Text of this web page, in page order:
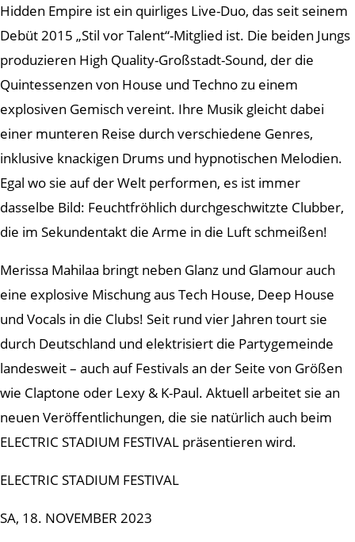
Hidden Empire ist ein quirliges Live-Duo, das seit seinem
Debüt 2015 „Stil vor Talent“-Mitglied ist. Die beiden Jungs
produzieren High Quality-Großstadt-Sound, der die
Quintessenzen von House und Techno zu einem
explosiven Gemisch vereint. Ihre Musik gleicht dabei
einer munteren Reise durch verschiedene Genres,
inklusive knackigen Drums und hypnotischen Melodien.
Egal wo sie auf der Welt performen, es ist immer
dasselbe Bild: Feuchtfröhlich durchgeschwitzte Clubber,
die im Sekundentakt die Arme in die Luft schmeißen!
Merissa Mahilaa bringt neben Glanz und Glamour auch
eine explosive Mischung aus Tech House, Deep House
und Vocals in die Clubs! Seit rund vier Jahren tourt sie
durch Deutschland und elektrisiert die Partygemeinde
landesweit – auch auf Festivals an der Seite von Größen
wie Claptone oder Lexy & K-Paul. Aktuell arbeitet sie an
neuen Veröffentlichungen, die sie natürlich auch beim
ELECTRIC STADIUM FESTIVAL präsentieren wird.
ELECTRIC STADIUM FESTIVAL
SA, 18. NOVEMBER 2023